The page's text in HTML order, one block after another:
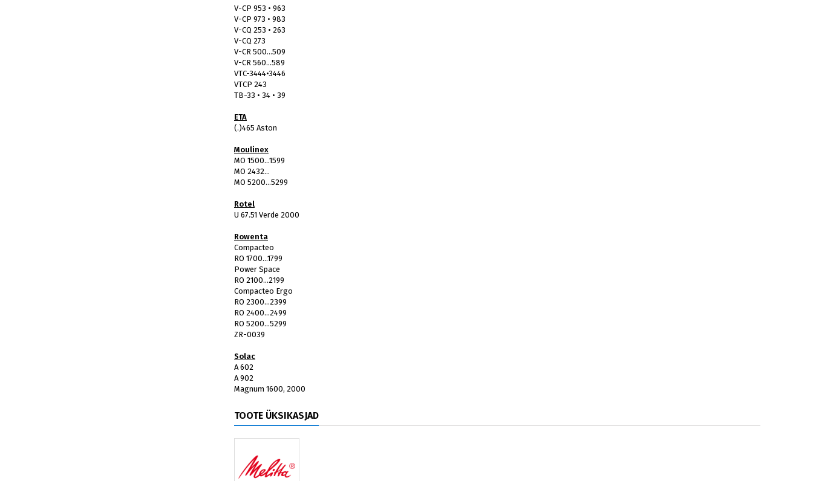
V-CP 953 • 963
V-CP 973 • 983
V-CQ 253 • 263
V-CQ 273
V-CR 500...509
V-CR 560...589
VTC-3444•3446
VTCP 243
TB-33 • 34 • 39
ETA
(.)465 Aston
Moulinex
MO 1500...1599
MO 2432...
MO 5200...5299
Rotel
U 67.51 Verde 2000
Rowenta
Compacteo
RO 1700...1799
Power Space
RO 2100...2199
Compacteo Ergo
RO 2300...2399
RO 2400...2499
RO 5200...5299
ZR-0039
Solac
A 602
A 902
Magnum 1600, 2000
TOOTE ÜKSIKASJAD